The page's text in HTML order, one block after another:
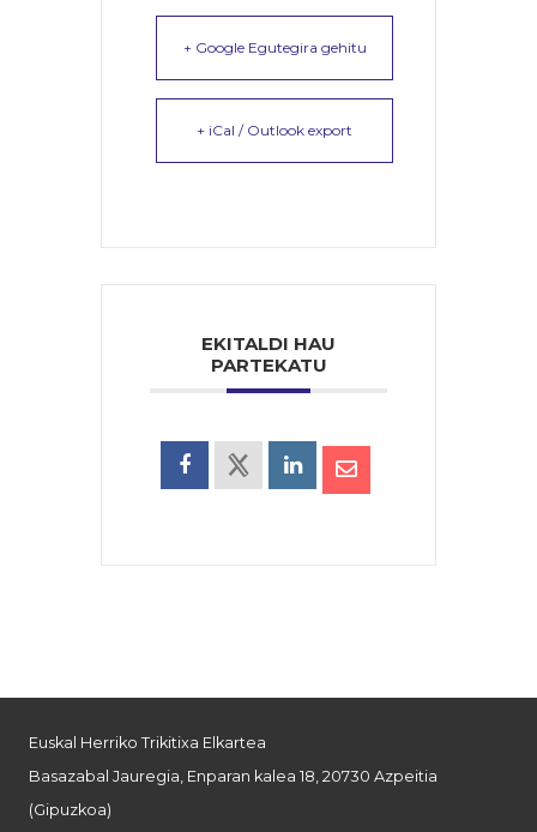
+ Google Egutegira gehitu
+ iCal / Outlook export
EKITALDI HAU
PARTEKATU
Euskal Herriko Trikitixa Elkartea
Basazabal Jauregia, Enparan kalea 18, 20730 Azpeitia
(Gipuzkoa)